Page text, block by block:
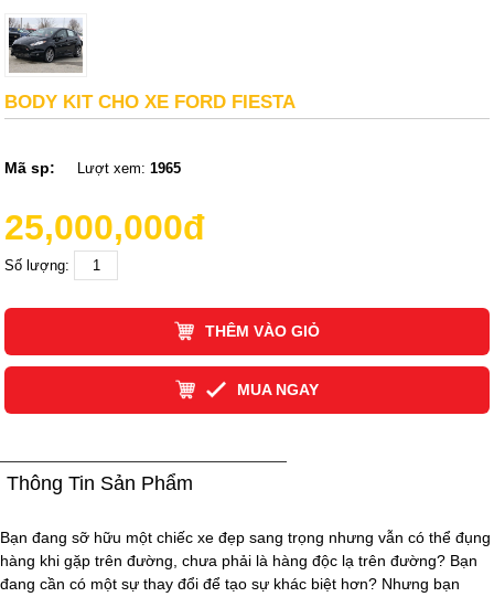
BODY KIT CHO XE FORD FIESTA
Mã sp: Lượt xem:1965
25,000,000đ
Số lượng:
THÊM VÀO GIỎ
MUA NGAY
Thông Tin Sản Phẩm
Bạn đang sỡ hữu một chiếc xe đẹp sang trọng nhưng vẫn có thể đụng
hàng khi gặp trên đường, chưa phải là hàng độc lạ trên đường? Bạn
đang cần có một sự thay đổi để tạo sự khác biệt hơn? Nhưng bạn